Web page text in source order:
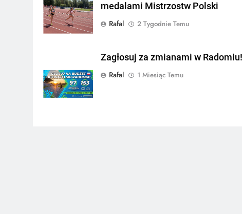
medalami Mistrzostw Polski
Rafal
2 Tygodnie Temu
Zagłosuj za zmianami w Radomiu!
Rafal
1 Miesiąc Temu